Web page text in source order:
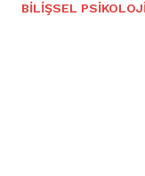
BILIŞSEL PSIKOLOJI